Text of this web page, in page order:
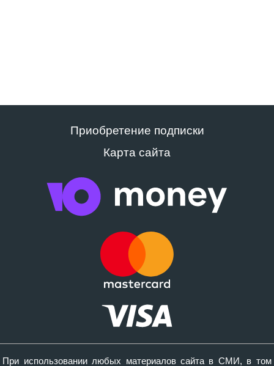
Приобретение подписки
Карта сайта
При использовании любых материалов сайта в СМИ, в том